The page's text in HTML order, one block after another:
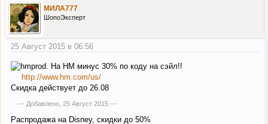
МИЛА777
ШопоЭксперт
25 Август 2015 в 06:56
На НМ минус 30% по коду на сэйл!!
http://www.hm.com/us/
Скидка действует до 26.08
--- Добавлено, 25 Август 2015---
Распродажа на Disney, скидки до 50%